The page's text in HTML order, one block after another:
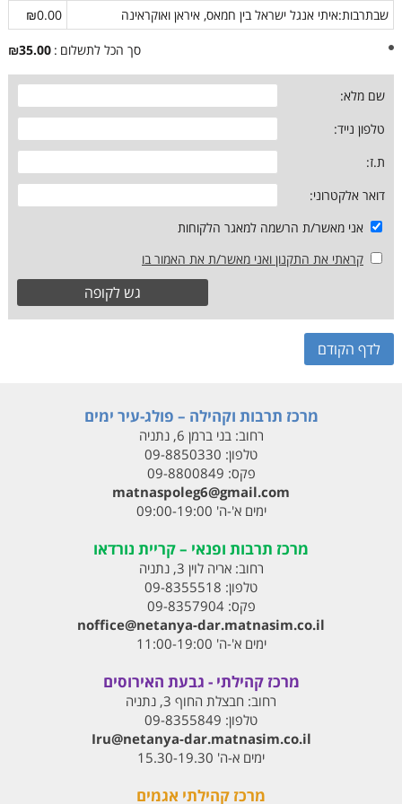
שבתרבות:איתי אנגל ישראל בין חמאס, איראן ואוקראינה
₪0.00
סך הכל לתשלום
סך
הכל
35.00
שם מלא:
טלפון נייד:
ת.ז:
דואר אלקטרוני:
אני מאשר/ת הרשמה למאגר הלקוחות
קראתי את התקנון ואני מאשר/ת את האמור בו
לדף הקודם
מרכז תרבות וקהילה – פולג-עיר ימים
רחוב:בני ברמן 6, נתניה
טלפון: 09-8850330
פקס: 09-8800849
matnaspoleg6@gmail.com
ימים א'-ה' 09:00-19:00
מרכז תרבות ופנאי – קריית נורדאו
רחוב:אריה לוין 3, נתניה
טלפון: 09-8355518
פקס:09-8357904
noffice@netanya-dar.matnasim.co.il
ימים א'-ה' 11:00-19:00
מרכז קהילתי - גבעת האירוסים
רחוב: חבצלת החוף 3, נתניה
טלפון: 09-8355849
Iru@netanya-dar.matnasim.co.il‏
ימים א-ה' 15.30-19.30
מרכז קהילתי אגמים